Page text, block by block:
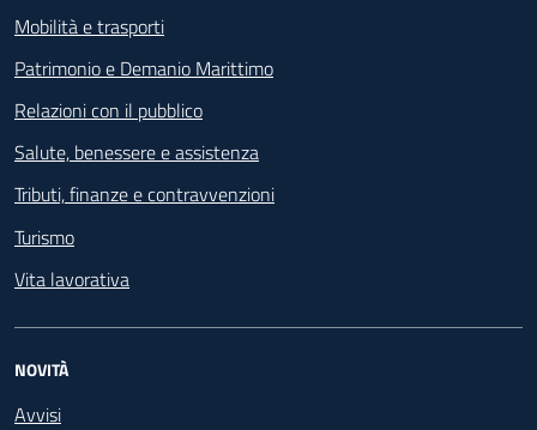
Mobilità e trasporti
Patrimonio e Demanio Marittimo
Relazioni con il pubblico
Salute, benessere e assistenza
Tributi, finanze e contravvenzioni
Turismo
Vita lavorativa
NOVITÀ
Avvisi